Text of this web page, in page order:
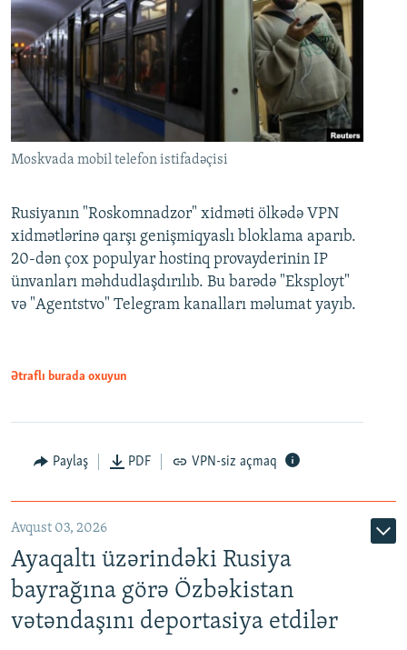
Moskvada mobil telefon istifadəçisi
Rusiyanın "Roskomnadzor" xidməti ölkədə VPN
xidmətlərinə qarşı genişmiqyaslı bloklama aparıb.
20-dən çox populyar hostinq provayderinin IP
ünvanları məhdudlaşdırılıb. Bu barədə "Eksployt"
və "Agentstvo" Telegram kanalları məlumat yayıb.
Ətraflı burada oxuyun
Paylaş PDF VPN-siz açmaq
Avqust 03, 2026
Ayaqaltı üzərindəki Rusiya
bayrağına görə Özbəkistan
vətəndaşını deportasiya etdilər